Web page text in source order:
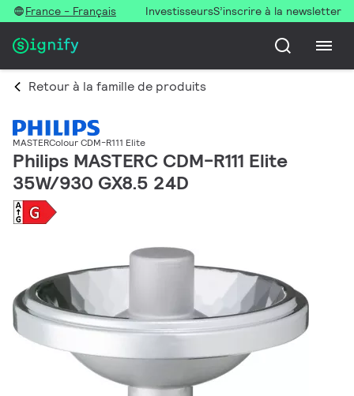
France - Français InvestisseursS’inscrire à la newsletter
Retour à la famille de produits
MASTERColour CDM-R111 Elite
Philips MASTERC CDM-R111 Elite
35W/930 GX8.5 24D